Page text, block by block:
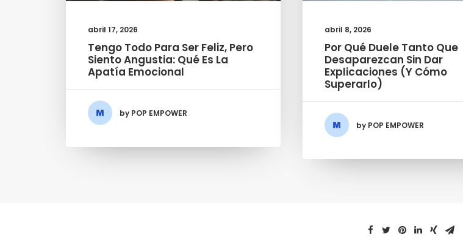
abril 17, 2026
Tengo Todo Para Ser Feliz, Pero
Siento Angustia: Qué Es La
Apatía Emocional
by POP EMPOWER
abril 8, 2026
Por Qué Duele Tanto Que
Desaparezcan Sin Dar
Explicaciones (y Cómo
Superarlo)
by POP EMPOWER